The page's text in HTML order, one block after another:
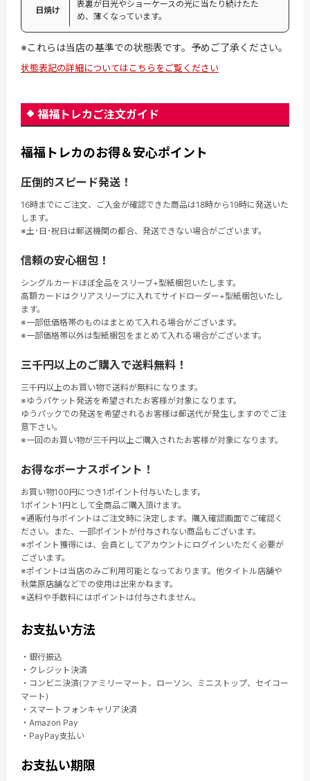
日焼け
表裏が日光やショーケースの光に当たり続けたた
め、薄くなっています。
※これらは当店の基準での状態表です。予めご了承ください。
状態表記の詳細についてはこちらをご覧ください
福福トレカご注文ガイド
福福トレカのお得＆安心ポイント
圧倒的スピード発送！
16時までにご注文、ご入金が確認できた商品は18時から19時に発送いた
します。
※土･日･祝日は郵送機関の都合、発送できない場合がございます。
信頼の安心梱包！
シングルカードほぼ全品をスリーブ+型紙梱包いたします。
高額カードはクリアスリーブに入れてサイドローダー+型紙梱包いたし
ます。
※一部低価格帯のものはまとめて入れる場合がございます。
※一部価格帯以外は型紙梱包をまとめて入れる場合がございます。
三千円以上のご購入で送料無料！
三千円以上のお買い物で送料が無料になります。
※ゆうパケット発送を希望されたお客様が対象になります。
ゆうパックでの発送を希望されるお客様は郵送代が発生しますのでご注
意下さい。
※一回のお買い物が三千円以上ご購入されたお客様が対象になります。
お得なボーナスポイント！
お買い物100円につき1ポイント付与いたします。
1ポイント1円として全商品ご購入頂けます。
※通販付与ポイントはご注文時に決定します。購入確認画面でご確認く
ださい。また、一部ポイントが付与されない商品もございます。
※ポイント獲得には、会員としてアカウントにログインいただく必要が
ございます。
※ポイントは当店のみご利用可能となっております。他タイトル店舗や
秋葉原店舗などでの使用は出来かねます。
※送料や手数料にはポイントは付与されません。
お支払い方法
・銀行振込
・クレジット決済
・コンビニ決済(ファミリーマート、ローソン、ミニストップ、セイコー
マート)
・スマートフォンキャリア決済
・Amazon Pay
・PayPay支払い
お支払い期限